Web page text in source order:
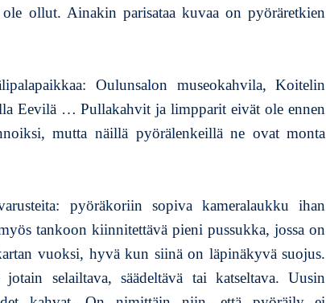
–
e
m
a
a
n
u
ollut. Ainakin parisataa kuvaa on pyöräretkien
Oulunsalon museokahvila, Koitelin
Eevilä … Pullakahvit ja limpparit eivät ole ennen
mutta näillä pyörälenkeillä ne ovat monta
pyöräkoriin sopiva kameralaukku ihan
tankoon kiinnitettävä pieni pussukka, jossa on
vuoksi, hyvä kun siinä on läpinäkyvä suojus.
selailtava, säädeltävä tai katseltava. Uusin